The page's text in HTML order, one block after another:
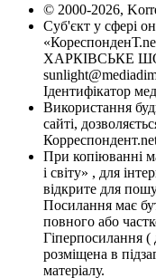
© 2000-2026,
Суб'єкт у сфері
ХАРКІВСЬКЕ
Ідентифікатор
Використання
сайті,
При копіюванні
і світу» , для
відкрите для
Посилання має
повного або
Гіперпосилання (
розміщена в
матеріалу.